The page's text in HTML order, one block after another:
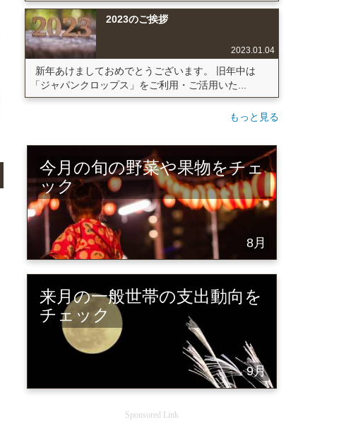
2023のご挨拶
2023.01.04
新年あけましておめでとうございます。 旧年中は
「ジャパンクロップス」をご利用・ご活用いた...
もっと見る
今月の旬の野菜や果物をチェ
ック
8月
来月の一般世帯の支出動向を
チェック
9月
Sponsored Link